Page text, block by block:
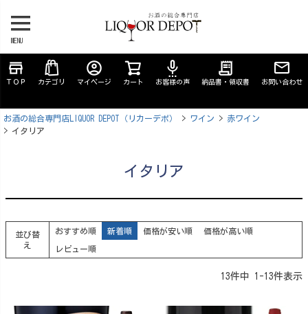
MENU
store
ＴＯＰ カテゴリ
account_circle
マイページ カート
settings_voice
お客様の声
receipt_long
納品書・領収書 お問い合わせ
お酒の総合専門店LIQUOR DEPOT（リカーデポ） ワイン
赤ワイン
イタリア
イタリア
並び替
え
おすすめ順 新着順 価格が安い順 価格が高い順
レビュー順
13件中 1 -13件表示